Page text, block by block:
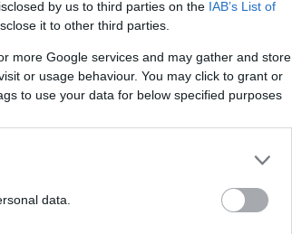
by us to third parties on the IAB’s List of
it to other third parties.
more Google services and may gather and store
or usage behaviour. You may click to grant or
to use your data for below specified purposes
data.